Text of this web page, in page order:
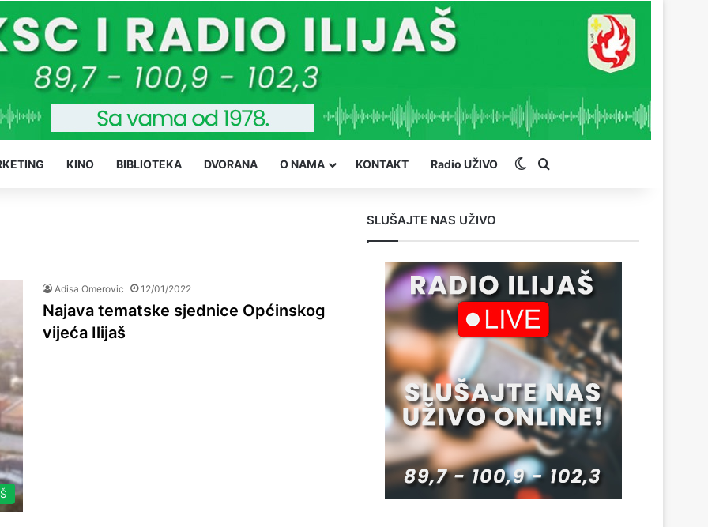
KINO BIBLIOTEKA DVORANA O NAMA KONTAKT Radio UŽIVO Switch skin
Adisa Omerovic 12/01/2022
Najava tematske sjednice Općinskog
vijeća Ilijaš
SLUŠAJTE NAS UŽIVO